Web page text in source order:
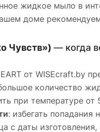
жидкое мыло в
доме
Чувств») — когда
от WISEcraft.by
количество
при температуре
: избегать
с даты